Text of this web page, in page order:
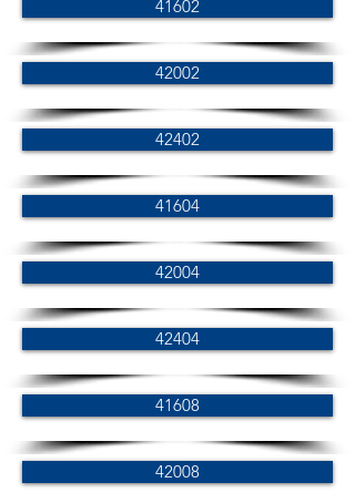
41602
42002
42402
41604
42004
42404
41608
42008